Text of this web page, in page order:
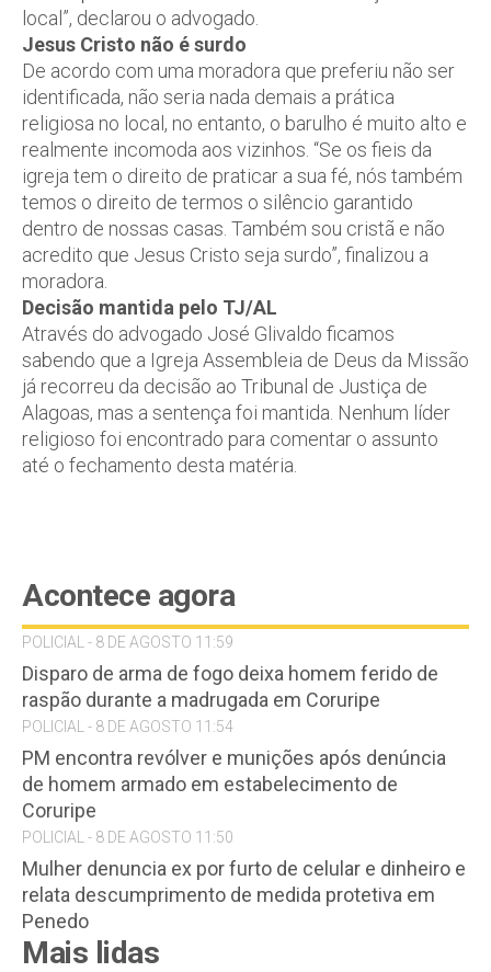
local”, declarou o advogado.
Jesus Cristo não é surdo
De acordo com uma moradora que preferiu não ser
identificada, não seria nada demais a prática
religiosa no local, no entanto, o barulho é muito alto e
realmente incomoda aos vizinhos. “Se os fieis da
igreja tem o direito de praticar a sua fé, nós também
temos o direito de termos o silêncio garantido
dentro de nossas casas. Também sou cristã e não
acredito que Jesus Cristo seja surdo”, finalizou a
moradora.
Decisão mantida pelo TJ/AL
Através do advogado José Glivaldo ficamos
sabendo que a Igreja Assembleia de Deus da Missão
já recorreu da decisão ao Tribunal de Justiça de
Alagoas, mas a sentença foi mantida. Nenhum líder
religioso foi encontrado para comentar o assunto
até o fechamento desta matéria.
Acontece agora
POLICIAL - 8 DE AGOSTO 11:59
Disparo de arma de fogo deixa homem ferido de
raspão durante a madrugada em Coruripe
POLICIAL - 8 DE AGOSTO 11:54
PM encontra revólver e munições após denúncia
de homem armado em estabelecimento de
Coruripe
POLICIAL - 8 DE AGOSTO 11:50
Mulher denuncia ex por furto de celular e dinheiro e
relata descumprimento de medida protetiva em
Penedo
Mais lidas